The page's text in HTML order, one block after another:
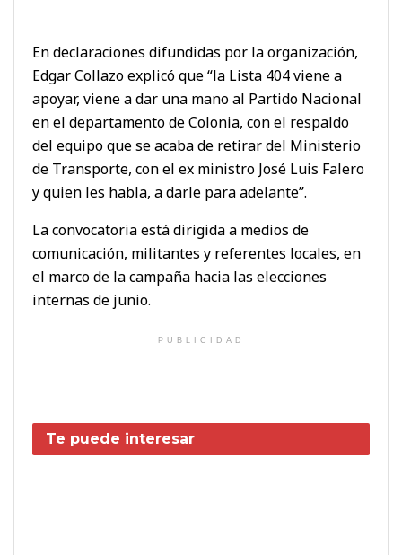
En declaraciones difundidas por la organización,
Edgar Collazo explicó que “la Lista 404 viene a
apoyar, viene a dar una mano al Partido Nacional
en el departamento de Colonia, con el respaldo
del equipo que se acaba de retirar del Ministerio
de Transporte, con el ex ministro José Luis Falero
y quien les habla, a darle para adelante”.
La convocatoria está dirigida a medios de
comunicación, militantes y referentes locales, en
el marco de la campaña hacia las elecciones
internas de junio.
PUBLICIDAD
Te puede interesar